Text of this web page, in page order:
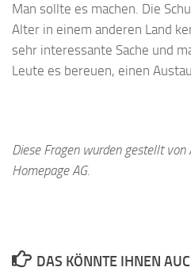
Man sollte es machen. Die
Alter in einem anderen Land
sehr interessante Sache und
Leute es bereuen, einen
Diese Fragen wurden gestellt von
Homepage AG.
DAS KÖNNTE IHNEN